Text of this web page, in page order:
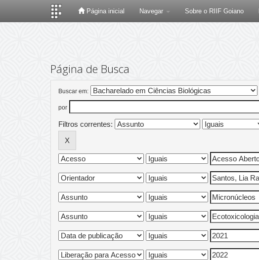
Página inicial Navegar Sobre o RIIF Goiano
Página de Busca
Buscar em:
por
Filtros correntes: